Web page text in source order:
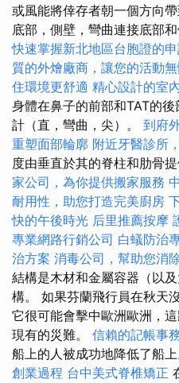
或風能將倖存者朝一個方向
底部，側壁，彎曲連接底部
快速掌握新北地區台胞證的
質的外燴廠商，讓您的活動
住環境更舒適 精心設計的室
身體在鼻子的前部和TAT的
計（直，彎曲，尖）。 到府
重塑面部輪廓 附近牙醫診所
度由垂直於其的脊柱和肋骨提
家公司，為你提供搬家服務
耐用性，助您打造完美廚房
快的午後時光 后里推薦按摩
專業網路行銷公司 白蟻防治
治方案 消毒公司，幫助您消
結構是木材和金屬容器（以
構。 如果芬蘭飛行員在秋天
它很可能會擊中歐洲歐洲，
現有的災難。 信賴的記帳事
船上的人被成功地降低了船上
創業過程 台中美式脊椎矯正